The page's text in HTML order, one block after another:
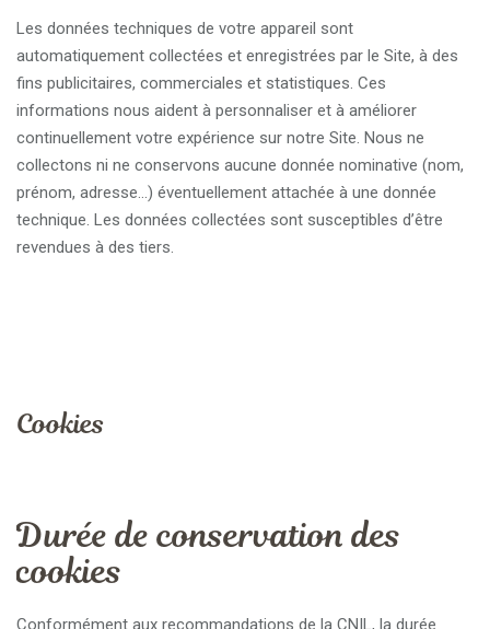
Les données techniques de votre appareil sont
automatiquement collectées et enregistrées par le Site, à des
fins publicitaires, commerciales et statistiques. Ces
informations nous aident à personnaliser et à améliorer
continuellement votre expérience sur notre Site. Nous ne
collectons ni ne conservons aucune donnée nominative (nom,
prénom, adresse…) éventuellement attachée à une donnée
technique. Les données collectées sont susceptibles d’être
revendues à des tiers.
Cookies
Durée de conservation des
cookies
Conformément aux recommandations de la CNIL, la durée